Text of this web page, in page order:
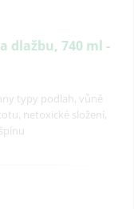
dlažbu, 740 ml -
typy podlah, vůně
netoxické složení,